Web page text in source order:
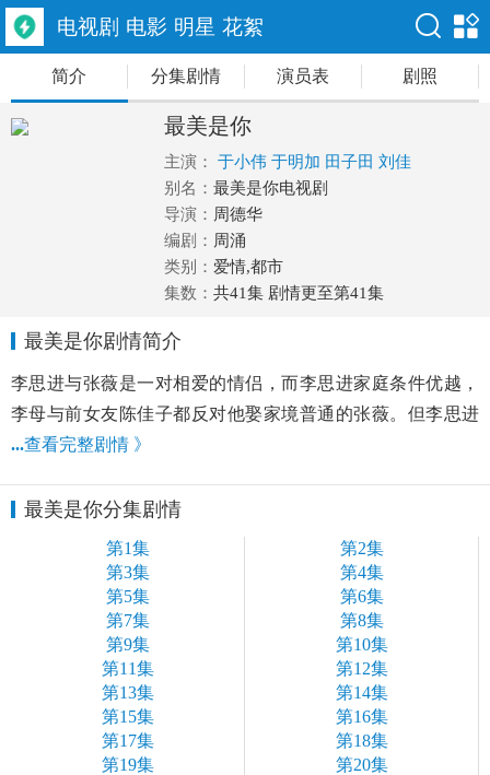
电视剧 电影 明星 花絮
简介 分集剧情 演员表 剧照
最美是你
主演： 于小伟 于明加 田子田 刘佳
别名： 最美是你电视剧
导演： 周德华
编剧： 周涌
类别： 爱情,都市
集数： 共41集 剧情更至第41集
最美是你剧情简介
李思进与张薇是一对相爱的情侣，而李思进家庭条件优越，
李母与前女友陈佳子都反对他娶家境普通的张薇。但李思进
...查看完整剧情 》
最美是你分集剧情
第1集
第2集
第3集
第4集
第5集
第6集
第7集
第8集
第9集
第10集
第11集
第12集
第13集
第14集
第15集
第16集
第17集
第18集
第19集
第20集